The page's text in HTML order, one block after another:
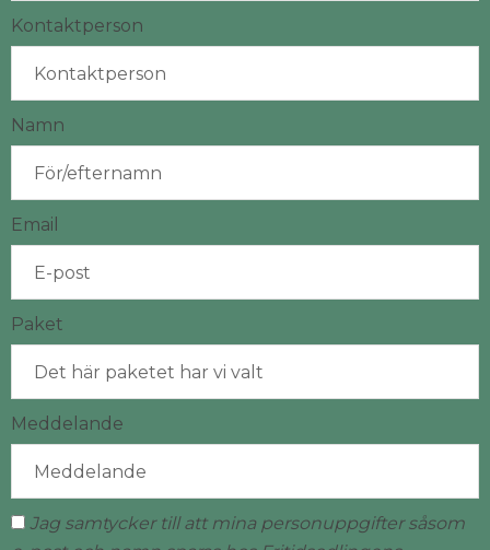
Kontaktperson
Namn
Email
Paket
Meddelande
Jag samtycker till att mina personuppgifter såsom